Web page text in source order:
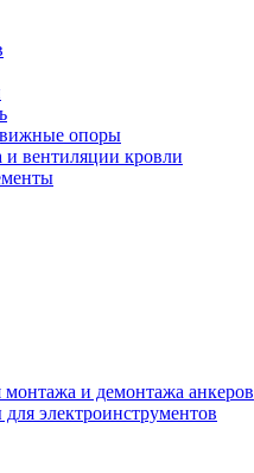
опоры
вентиляции кровли
и демонтажа анкеров
электроинструментов